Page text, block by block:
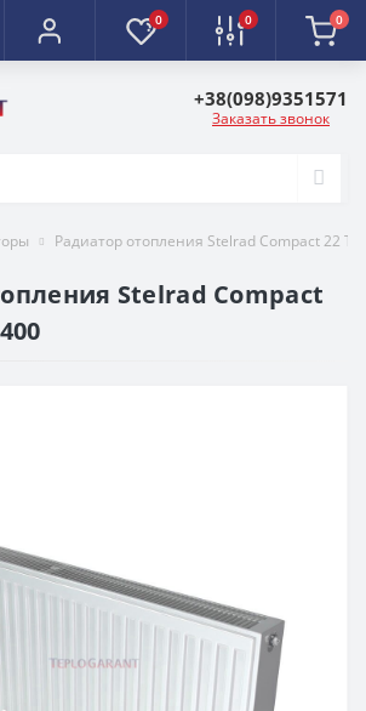
0 0 0
+38(098)9351571
Заказать звонок
Радиатор отопления Stelrad Compact 22
Stelrad Compact